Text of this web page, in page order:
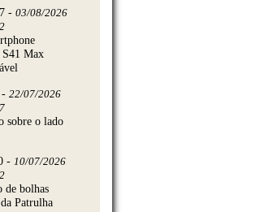
- 03/08/2026
S41 Max
- 22/07/2026
sobre o lado
- 10/07/2026
de bolhas
Patrulha